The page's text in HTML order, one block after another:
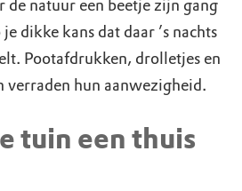
de natuur een beetje zijn gang
dikke kans dat daar ’s nachts
Pootafdrukken, drolletjes en
verraden hun aanwezigheid.
tuin een thuis